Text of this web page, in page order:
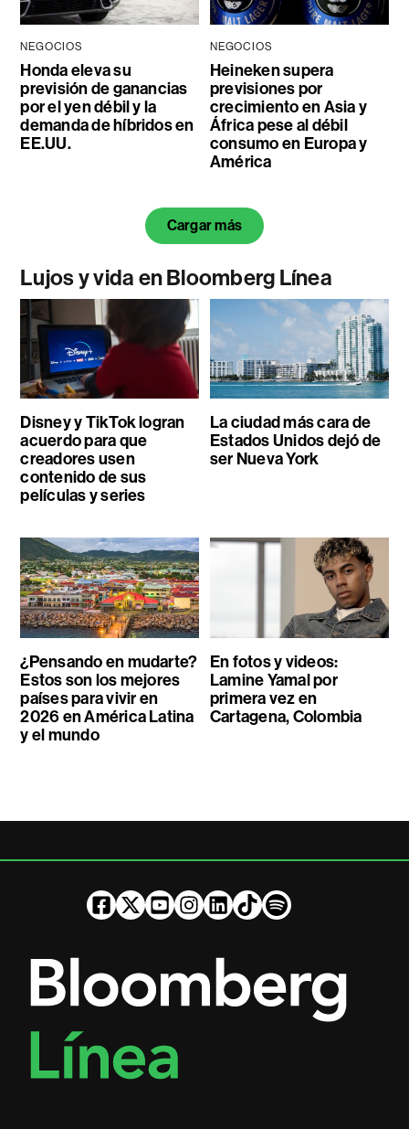
NEGOCIOS
Honda eleva su
previsión de ganancias
por el yen débil y la
demanda de híbridos en
EE.UU.
NEGOCIOS
Heineken supera
previsiones por
crecimiento en Asia y
África pese al débil
consumo en Europa y
América
Cargar más
Lujos y vida en Bloomberg Línea
Disney y TikTok logran
acuerdo para que
creadores usen
contenido de sus
películas y series
La ciudad más cara de
Estados Unidos dejó de
ser Nueva York
¿Pensando en mudarte?
Estos son los mejores
países para vivir en
2026 en América Latina
y el mundo
En fotos y videos:
Lamine Yamal por
primera vez en
Cartagena, Colombia